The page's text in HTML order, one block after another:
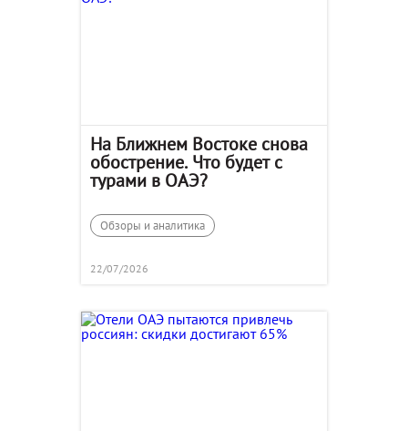
На Ближнем Востоке снова
обострение. Что будет с
турами в ОАЭ?
Обзоры и аналитика
22/07/2026